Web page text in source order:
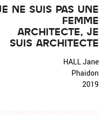
NE SUIS PAS UNE
FEMME
ARCHITECTE, JE
SUIS ARCHITECTE
HALL Jane
Phaidon
2019